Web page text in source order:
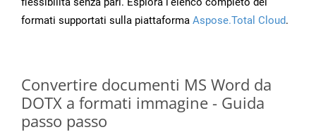
formati supportati sulla piattaforma Aspose.Total Cloud.
Convertire documenti MS Word da
DOTX a formati immagine - Guida
passo passo